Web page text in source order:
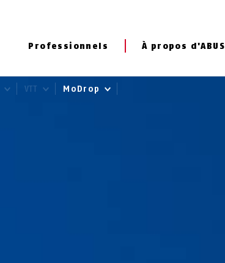
Professionnels À propos d'ABUS
VTT MoDrop